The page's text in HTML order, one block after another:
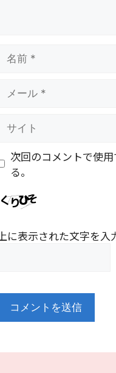
次回のコメントで使
る。
上に表示された文字を入